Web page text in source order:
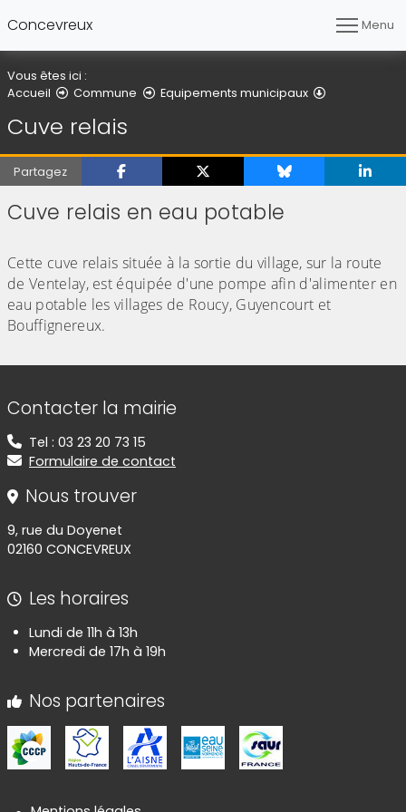
Concevreux Menu
Vous êtes ici :
Accueil
Commune Equipements municipaux
Cuve relais
Partagez
Cuve relais en eau potable
Cette cuve relais située à la sortie du village, sur la route
de Ventelay, est équipée d'une pompe afin d'alimenter en
eau potable les villages de Roucy, Guyencourt et
Bouffignereux.
Informations de contact
Contacter la mairie
Tel : 03 23 20 73 15
Formulaire de contact
Nous trouver
9, rue du Doyenet
02160 CONCEVREUX
Les horaires
Lundi de 11h à 13h
Mercredi de 17h à 19h
Nos partenaires